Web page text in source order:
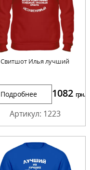
Свитшот Илья лучший
Подробнее 1082 грн.
Артикул: 1223